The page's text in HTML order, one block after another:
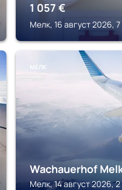
1 057 €
Мелк, 16 август 2026,
МЕЛК
Wachauerhof
Мелк, 14 август 2026,